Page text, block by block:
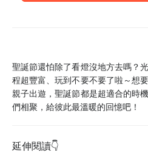
聖誕節還怕除了看燈沒地方去嗎？
程超豐富、玩到不要不要了啦～想
親子出遊，聖誕節都是超適合的時
們相聚，給彼此最溫暖的回憶吧！
延伸閱讀👇